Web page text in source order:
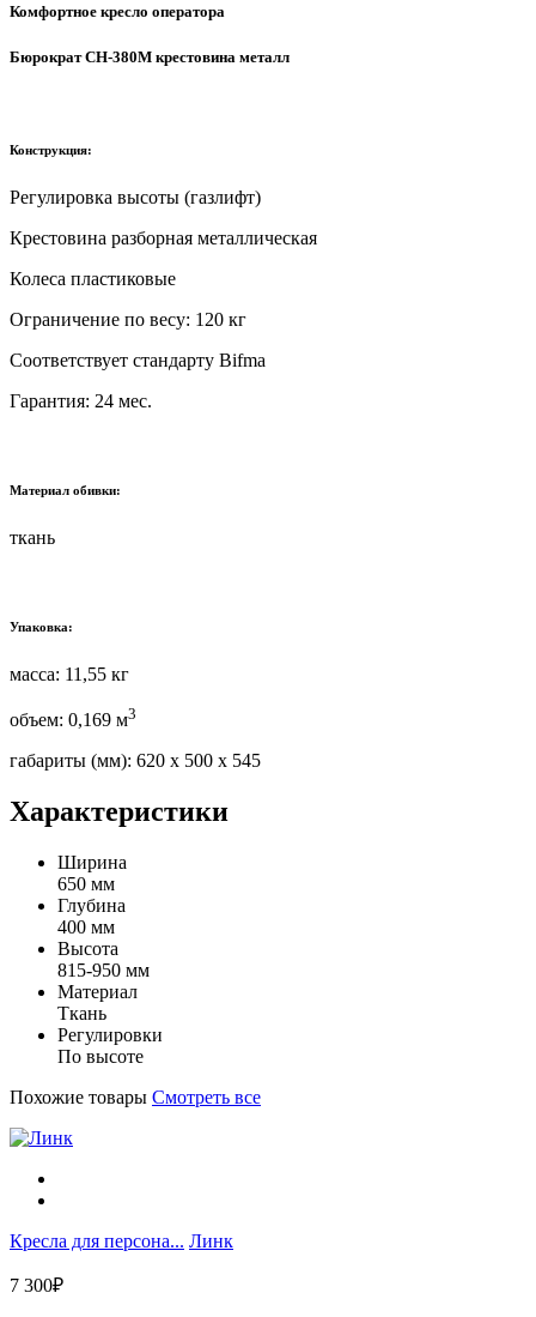
Комфортное кресло оператора
Бюрократ CH-380M крестовина металл
Конструкция:
Регулировка высоты (газлифт)
Крестовина разборная металлическая
Колеса пластиковые
Ограничение по весу: 120 кг
Соответствует стандарту Bifma
Гарантия: 24 мес.
Материал обивки:
ткань
Упаковка:
масса: 11,55 кг
объем: 0,169 м3
габариты (мм): 620 х 500 х 545
Характеристики
Ширина
650 мм
Глубина
400 мм
Высота
815-950 мм
Материал
Ткань
Регулировки
По высоте
Похожие товары Смотреть все
Кресла для персона... Линк
7 300₽